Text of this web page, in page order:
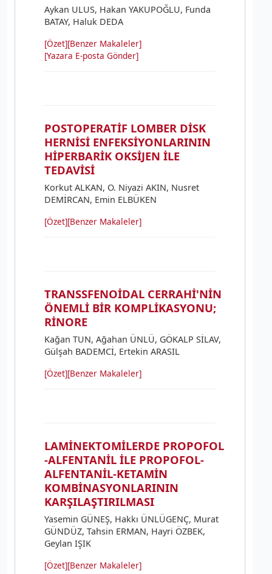
Aykan ULUS, Hakan YAKUPOĞLU, Funda
BATAY, Haluk DEDA
[Özet][Benzer Makaleler]
[Yazara E-posta Gönder]
POSTOPERATİF LOMBER DİSK
HERNİSİ ENFEKSİYONLARININ
HİPERBARİK OKSİJEN İLE
TEDAVİSİ
Korkut ALKAN, O. Niyazi AKIN, Nusret
DEMİRCAN, Emin ELBÜKEN
[Özet][Benzer Makaleler]
TRANSSFENOİDAL CERRAHİ'NİN
ÖNEMLİ BİR KOMPLİKASYONU;
RİNORE
Kağan TUN, Ağahan ÜNLÜ, GÖKALP SİLAV,
Gülşah BADEMCİ, Ertekin ARASIL
[Özet][Benzer Makaleler]
LAMİNEKTOMİLERDE PROPOFOL
-ALFENTANİL İLE PROPOFOL-
ALFENTANİL-KETAMİN
KOMBİNASYONLARININ
KARŞILAŞTIRILMASI
Yasemin GÜNEŞ, Hakkı ÜNLÜGENÇ, Murat
GÜNDÜZ, Tahsin ERMAN, Hayri ÖZBEK,
Geylan IŞIK
[Özet][Benzer Makaleler]